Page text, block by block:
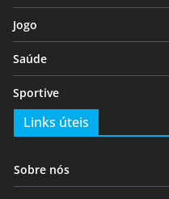
Jogo
Saúde
Sportive
Links úteis
Sobre nós